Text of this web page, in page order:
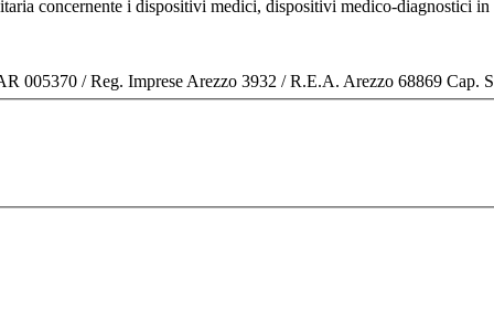
concernente i dispositivi medici, dispositivi medico-
005370 / Reg. Imprese Arezzo 3932 / R.E.A. Arezzo 68869 Cap.